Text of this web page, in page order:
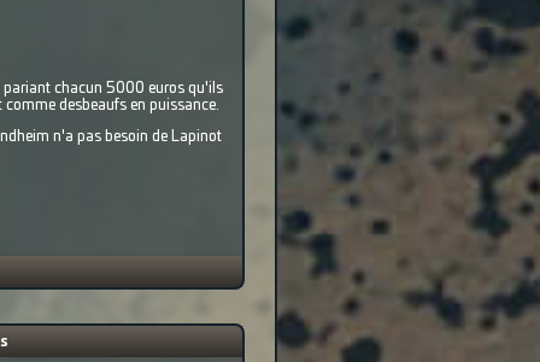
pariant chacun 5000 euros qu'ils
desbeaufs en puissance.
n'a pas besoin de Lapinot